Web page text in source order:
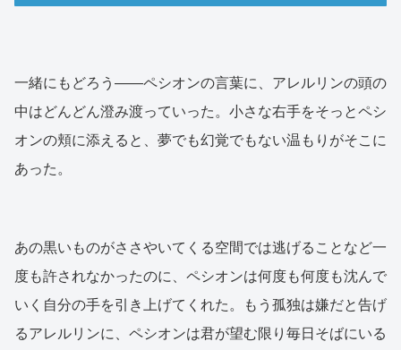
一緒にもどろう――ペシオンの言葉に、アレルリンの頭の
中はどんどん澄み渡っていった。小さな右手をそっとペシ
オンの頬に添えると、夢でも幻覚でもない温もりがそこに
あった。
あの黒いものがささやいてくる空間では逃げることなど一
度も許されなかったのに、ペシオンは何度も何度も沈んで
いく自分の手を引き上げてくれた。もう孤独は嫌だと告げ
るアレルリンに、ペシオンは君が望む限り毎日そばにいる